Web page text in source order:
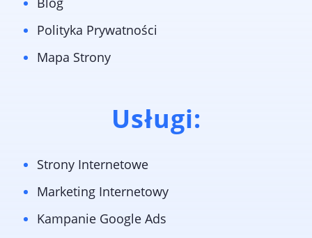
Polityka Prywatności
Mapa Strony
Usługi:
Strony Internetowe
Marketing Internetowy
Kampanie Google Ads